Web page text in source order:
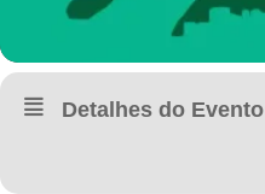
Detalhes do Evento